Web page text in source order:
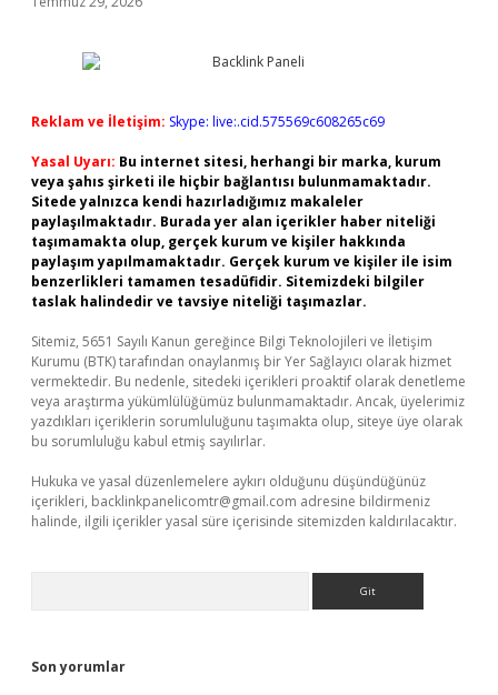
Reklam ve İletişim: Skype: live:.cid.575569c608265c69
Yasal Uyarı: Bu internet sitesi, herhangi bir marka, kurum
veya şahıs şirketi ile hiçbir bağlantısı bulunmamaktadır.
Sitede yalnızca kendi hazırladığımız makaleler
paylaşılmaktadır. Burada yer alan içerikler haber niteliği
taşımamakta olup, gerçek kurum ve kişiler hakkında
paylaşım yapılmamaktadır. Gerçek kurum ve kişiler ile isim
benzerlikleri tamamen tesadüfidir. Sitemizdeki bilgiler
taslak halindedir ve tavsiye niteliği taşımazlar.
Sitemiz, 5651 Sayılı Kanun gereğince Bilgi Teknolojileri ve İletişim
Kurumu (BTK) tarafından onaylanmış bir Yer Sağlayıcı olarak hizmet
vermektedir. Bu nedenle, sitedeki içerikleri proaktif olarak denetleme
veya araştırma yükümlülüğümüz bulunmamaktadır. Ancak, üyelerimiz
yazdıkları içeriklerin sorumluluğunu taşımakta olup, siteye üye olarak
bu sorumluluğu kabul etmiş sayılırlar.
Hukuka ve yasal düzenlemelere aykırı olduğunu düşündüğünüz
içerikleri, backlinkpanelicomtr@gmail.com adresine bildirmeniz
halinde, ilgili içerikler yasal süre içerisinde sitemizden kaldırılacaktır.
Son yorumlar